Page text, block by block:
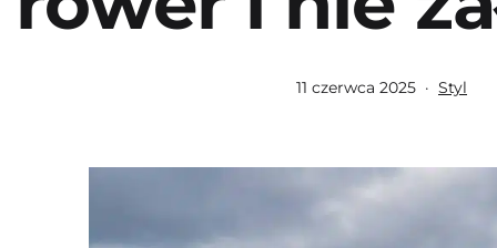
Opublikowano
11 czerwca 2025 Styl